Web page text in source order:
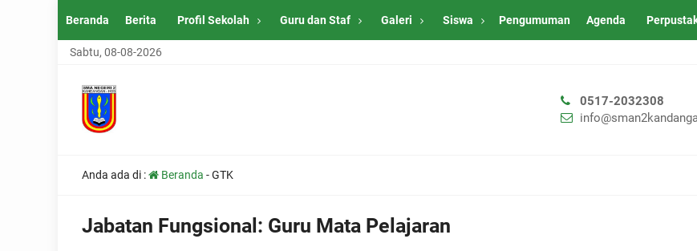
Beranda Berita Profil Sekolah Guru dan Staf Galeri Siswa Pengumuman Agenda
Sabtu, 08-08-2026
0517-2032308
Anda ada di : Beranda -GTK
Jabatan Fungsional: Guru Mata Pelajaran